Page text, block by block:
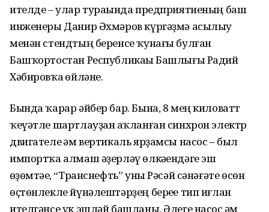
ителде – улар тураһында предприятиеның баш
инженеры Данир Әхмәров күргәҙмә асылыу
менән стендтың беренсе ҡунағы булған
Башҡортостан Республикаһы Башлығы Радий
Хәбировҡа һөйләне.
Бында ҡарар әйбер бар. Бына, 8 мең киловатт
ҡеүәтле шартлауҙан һаҡланған синхрон электр
двигателе һәм вертикаль ярҙамсы насос – был
импортҡа алмаш әҙерләү өлкәһендәге эш
һөҙөмтәһе, “Транснефть” уны Рәсәй сәнәғәте өсөн
өҫтөнлекле йүнәлештәрҙең береһе тип иғлан
ителгәнсе үк эшләй башланы. Әлеге насос һәм